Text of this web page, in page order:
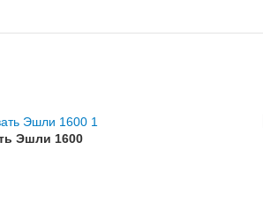
Эшли 1600